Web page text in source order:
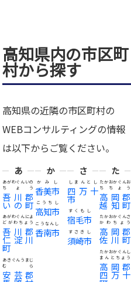
高知県内の市区町
村から探す
高知県の近隣の市区町村の
WEBコンサルティングの情報
は以下からご覧ください。
あ
吾川郡
いの町
あがわぐんいの
ちょう
吾川郡
仁淀川
町
あがわぐんによ
どがわちょう
安芸郡
あきぐんうまじ
むら
か
香美市
かみし
高知市
こうちし
香南市
こうなんし
さ
四万十
市
しまんとし
宿毛市
すくもし
須崎市
すさきし
た
高岡郡
越知町
たかおかぐんお
ちちょう
高岡郡
佐川町
たかおかぐんさ
かわちょう
高岡郡
四万十
たかおかぐんし
まんとちょう